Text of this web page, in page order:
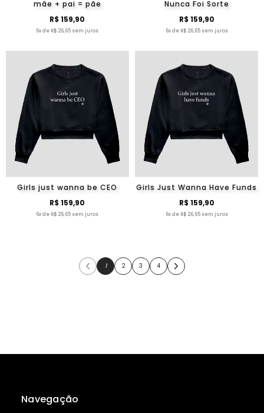
mãe + pai = pãe
R$ 159,90
6x de R$ 26,65 sem juros
Nunca Foi Sorte
R$ 159,90
6x de R$ 26,65 sem juros
Girls just wanna be CEO
R$ 159,90
6x de R$ 26,65 sem juros
Girls Just Wanna Have Funds
R$ 159,90
6x de R$ 26,65 sem juros
1 2 3 4
Navegação